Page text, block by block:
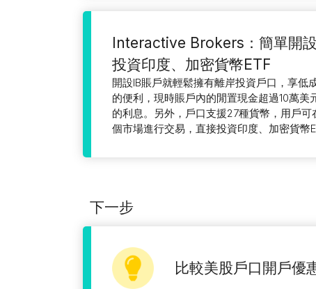
Interactive Brokers：簡單開
投資印度、加密貨幣ETF
開設IB賬戶就輕鬆擁有離岸投資戶口，享低
的便利，現時賬戶內的閒置現金超過10萬美
的利息。另外，戶口支援27種貨幣，用戶
個市場進行交易，直接投資印度、加密貨幣
下一步
比較美股戶口開戶優